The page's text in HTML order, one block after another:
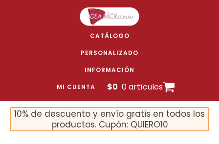
CATÁLOGO
PERSONALIZADO
INFORMACIÓN
MI CUENTA $0 0 artículos
10% de descuento y envío gratis en todos los
productos. Cupón: QUIERO10